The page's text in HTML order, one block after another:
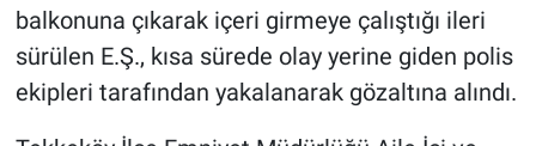
balkonuna çıkarak içeri girmeye çalıştığı ileri
sürülen E.Ş., kısa sürede olay yerine giden polis
ekipleri tarafından yakalanarak gözaltına alındı.